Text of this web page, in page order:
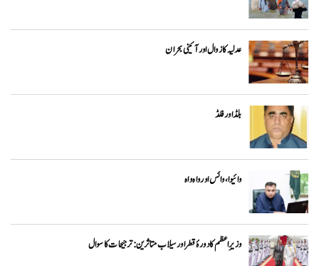
عدلیہ کا زوال اور آئینی بحران
بلڈ اور فلڈ
وائیوا ،وائس اور واہ واہ
وزیرِاعظم کا دورۂ قطر اور سیلاب متاثرین: ترجیحات کا سوال